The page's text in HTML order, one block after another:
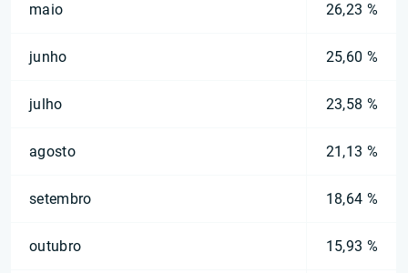
maio 26,23 %
junho 25,60 %
julho 23,58 %
agosto 21,13 %
setembro 18,64 %
outubro 15,93 %